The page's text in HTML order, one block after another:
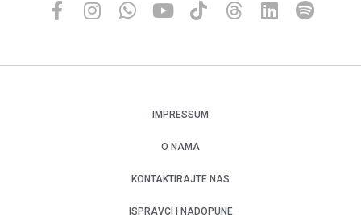
IMPRESSUM
O NAMA
KONTAKTIRAJTE NAS
ISPRAVCI I NADOPUNE